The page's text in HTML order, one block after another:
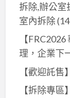
拆除,辦公室
室內拆除
【
理，企業下
【歡迎託售
【拆除專區】